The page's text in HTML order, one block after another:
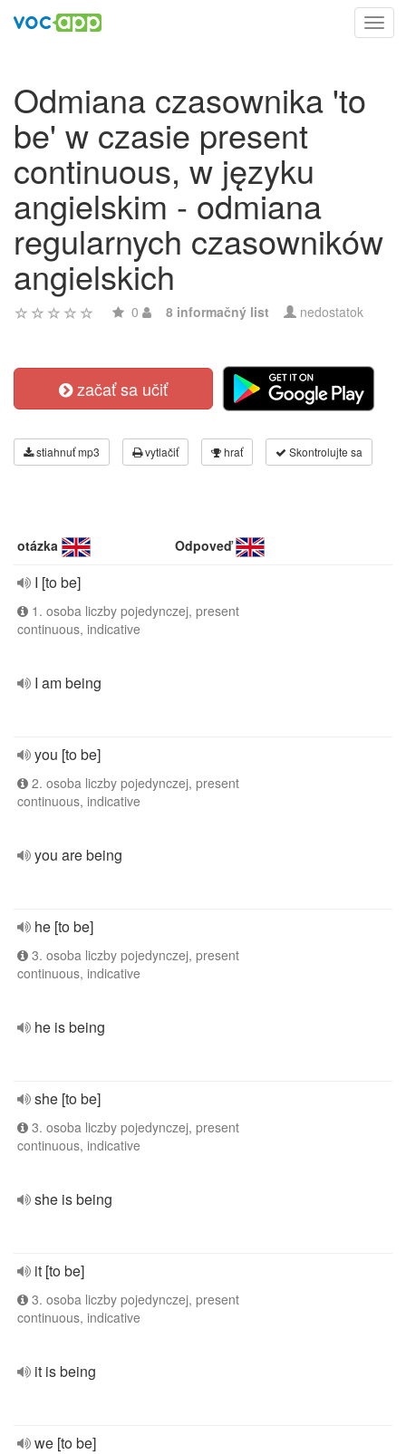
Odmiana czasownika 'to
be' w czasie present
continuous, w języku
angielskim - odmiana
regularnych czasowników
angielskich
0 8 informačný list nedostatok
začať sa učiť
stiahnuť mp3 vytlačiť hrať Skontrolujte sa
otázka Odpoveď
I [to be]
1. osoba liczby pojedynczej, present
continuous, indicative
I am being
you [to be]
2. osoba liczby pojedynczej, present
continuous, indicative
you are being
he [to be]
3. osoba liczby pojedynczej, present
continuous, indicative
he is being
she [to be]
3. osoba liczby pojedynczej, present
continuous, indicative
she is being
it [to be]
3. osoba liczby pojedynczej, present
continuous, indicative
it is being
we [to be]